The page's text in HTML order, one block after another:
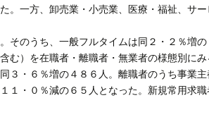
。一方、卸売業・小売業、医療・福祉、サ
のうち、一般フルタイムは同２・２％増
む）を在職者・離職者・無業者の様態別に
３・６％増の４８６人。離職者のうち事業
１・０％減の６５人となった。新規常用求